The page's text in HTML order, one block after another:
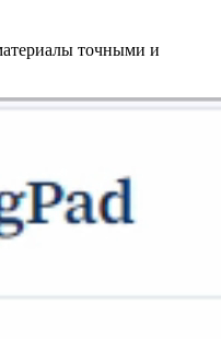
точными и